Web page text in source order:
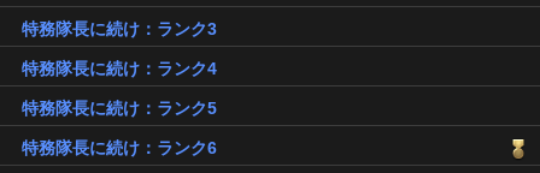
特務隊長に続け：ランク3
特務隊長に続け：ランク4
特務隊長に続け：ランク5
特務隊長に続け：ランク6